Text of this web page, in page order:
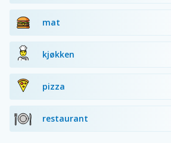
mat
kjøkken
pizza
restaurant